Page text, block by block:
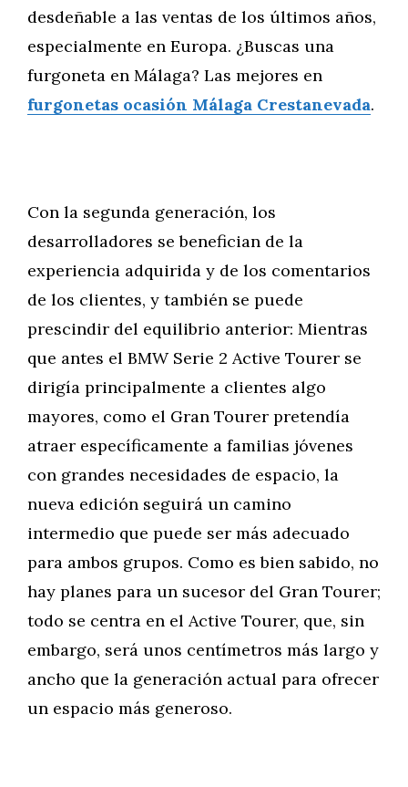
desdeñable a las ventas de los últimos años,
especialmente en Europa. ¿Buscas una
furgoneta en Málaga? Las mejores en
furgonetas ocasión Málaga Crestanevada.
Con la segunda generación, los
desarrolladores se benefician de la
experiencia adquirida y de los comentarios
de los clientes, y también se puede
prescindir del equilibrio anterior: Mientras
que antes el BMW Serie 2 Active Tourer se
dirigía principalmente a clientes algo
mayores, como el Gran Tourer pretendía
atraer específicamente a familias jóvenes
con grandes necesidades de espacio, la
nueva edición seguirá un camino
intermedio que puede ser más adecuado
para ambos grupos. Como es bien sabido, no
hay planes para un sucesor del Gran Tourer;
todo se centra en el Active Tourer, que, sin
embargo, será unos centímetros más largo y
ancho que la generación actual para ofrecer
un espacio más generoso.